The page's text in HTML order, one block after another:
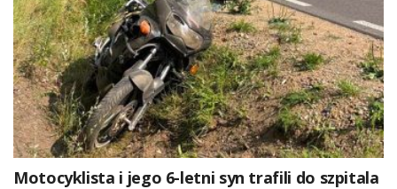
Motocyklista i jego 6-letni syn trafili do szpitala